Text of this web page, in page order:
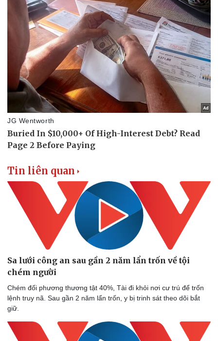
Doanh nghiệp
Doanh nghiệp 24h
Doanh nhân
Công nghệ
Tin Công nghệ
Trải nghiệm
Tin liên quan
Sa lưới công an sau gần 2 năm lẩn trốn về tội
chém người
Chém đối phương thương tật 40%, Tài đi khỏi nơi cư trú để trốn
lệnh truy nã. Sau gần 2 năm lẩn trốn, y bị trinh sát theo dõi bắt
giữ.